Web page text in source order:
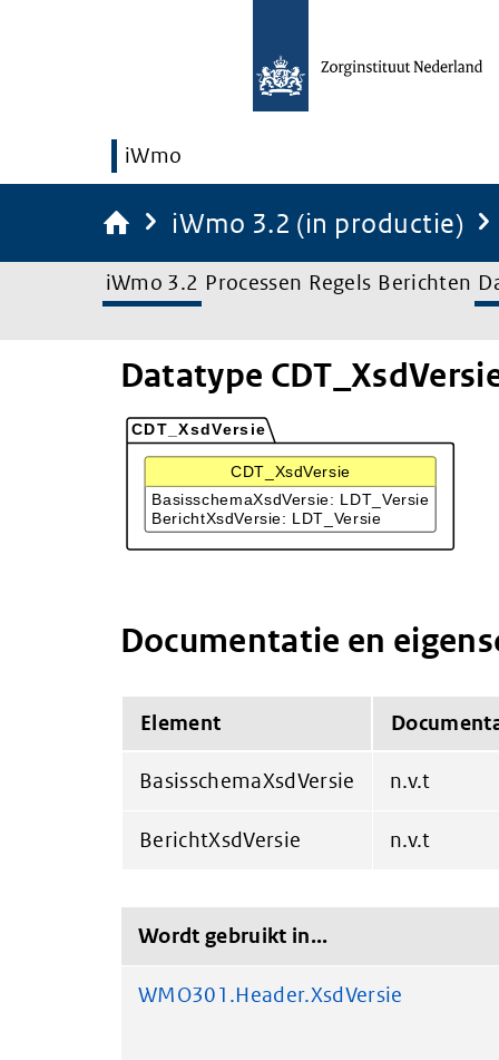
iWmo
iWmo 3.2 (in productie)
iWmo 3.2 Processen Regels Berichten
Datatype
Documentatie en
Element
BasisschemaXsdVersie n.v.t
BerichtXsdVersie n.v.t
Wordt gebruikt in...
WMO301.Header.XsdVersie